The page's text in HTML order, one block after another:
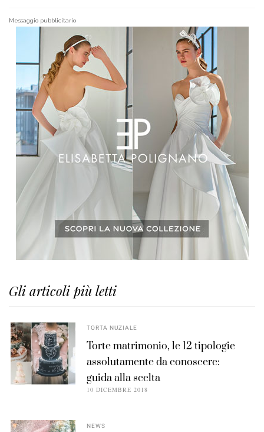
Messaggio pubblicitario
Gli articoli più letti
TORTA NUZIALE
Torte matrimonio, le 12 tipologie
assolutamente da conoscere:
guida alla scelta
10 DICEMBRE 2018
NEWS